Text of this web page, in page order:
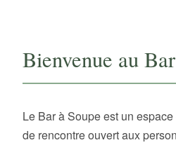
Bienvenue au
Le Bar à Soupe est un
de rencontre ouvert aux